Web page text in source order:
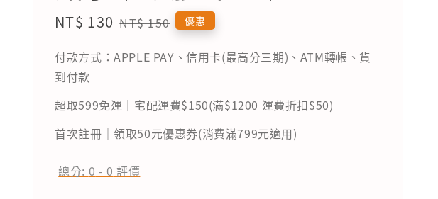
Sale
NT$ 130 Regular
NT$ 150 優惠
付款方式：APPLE PAY、信用卡(最高分三期)、ATM轉帳、貨
到付款
超取599免運｜宅配運費$150(滿$1200 運費折扣$50)
首次註冊｜領取50元優惠券(消費滿799元適用)
總分: 0 - 0 評價